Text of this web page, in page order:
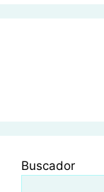
Buscador